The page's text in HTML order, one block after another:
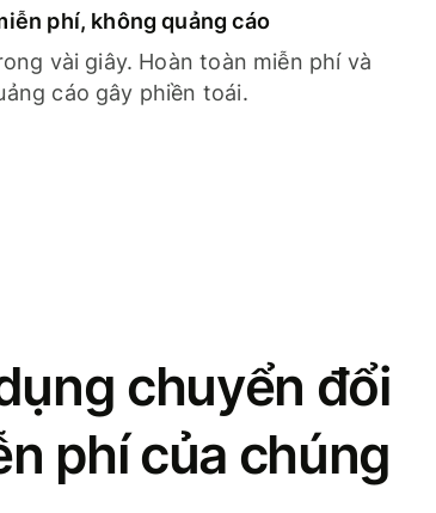
phí, không quảng cáo
vài giây. Hoàn toàn miễn phí và
cáo gây phiền toái.
chuyển đổi
phí của chúng